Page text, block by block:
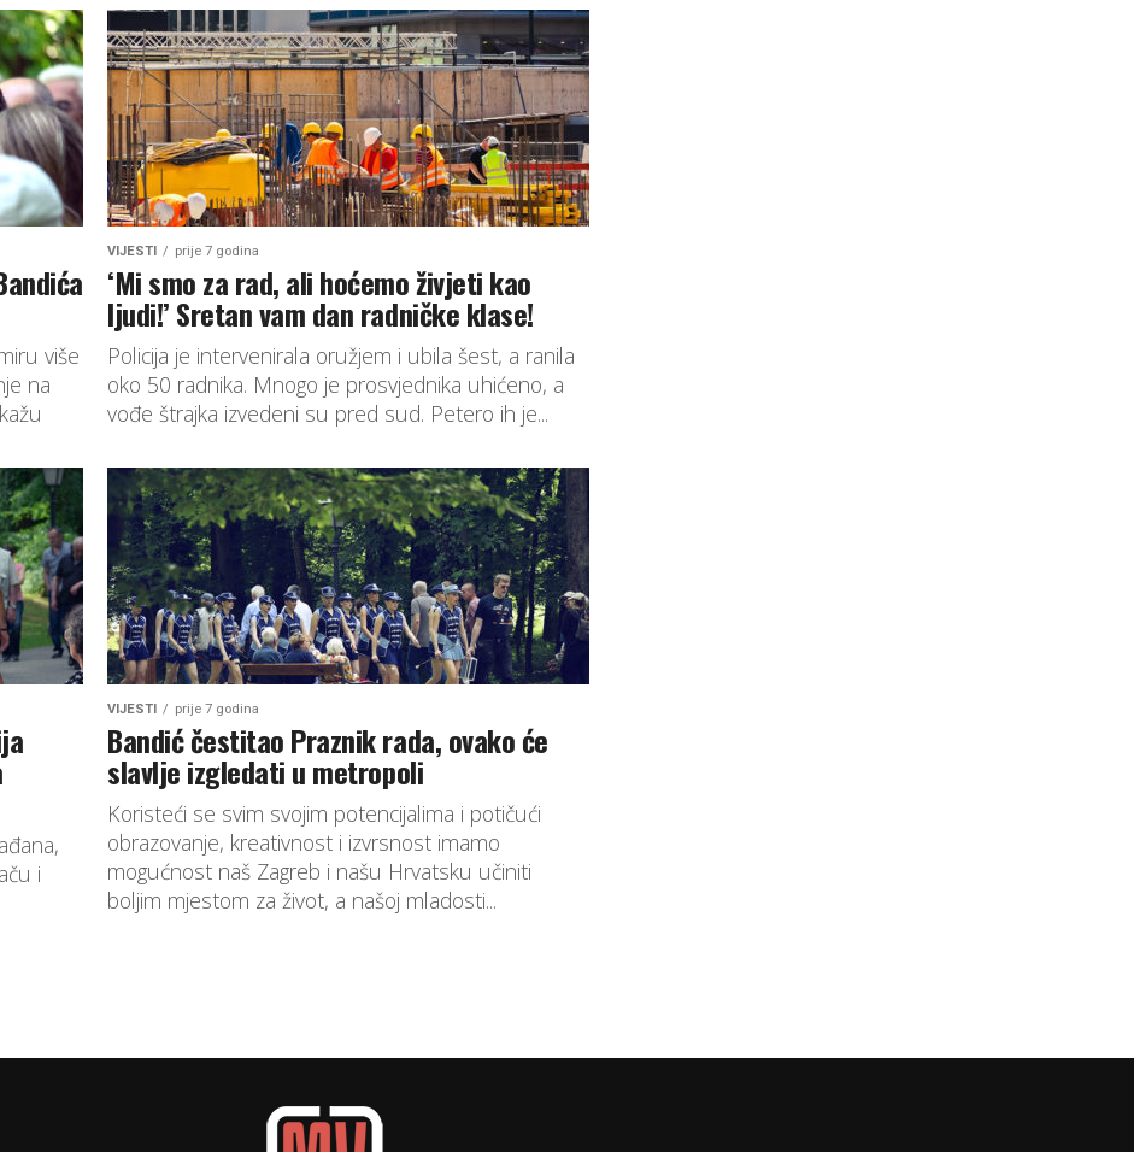
više
na
VIJESTI prije 7 godina
‘Mi smo za rad, ali hoćemo živjeti kao
ljudi!’ Sretan vam dan radničke klase!
Policija je intervenirala oružjem i ubila šest, a ranila
oko 50 radnika. Mnogo je prosvjednika uhićeno, a
vođe štrajka izvedeni su pred sud. Petero ih je...
i
VIJESTI prije 7 godina
Bandić čestitao Praznik rada, ovako će
slavlje izgledati u metropoli
Koristeći se svim svojim potencijalima i potičući
obrazovanje, kreativnost i izvrsnost imamo
mogućnost naš Zagreb i našu Hrvatsku učiniti
boljim mjestom za život, a našoj mladosti...